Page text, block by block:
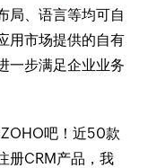
局、语言等均可自
用市场提供的自有
一步满足企业业务
吧！近50款
册CRM产品，我